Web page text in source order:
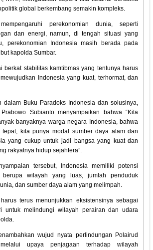
global berkembang semakin kompleks.
perekonomian dunia, seperti
dan energi, namun, di tengah situasi yang
perekonomian Indonesia masih berada pada
kapolda Sumbar.
berkat stabilitas kamtibmas yang tentunya harus
Indonesia yang kuat, terhormat, dan
dalam Buku Paradoks Indonesia dan solusinya,
Subianto menyampaikan bahwa “Kita
banyaknya warga negara Indonesia, bahwa
kita punya modal sumber daya alam dan
yang cukup untuk jadi bangsa yang kuat dan
rakyatnya hidup sejahtera”.
tersebut, Indonesia memiliki potensi
wilayah yang luas, jumlah penduduk
dan sumber daya alam yang melimpah.
terus menunjukkan eksistensinya sebagai
untuk melindungi wilayah perairan dan udara
wujud nyata perlindungan Polairud
melalui upaya penjagaan terhadap wilayah